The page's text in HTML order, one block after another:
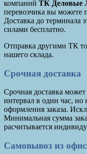
компаний ТК Деловые
перевозчика вы
Доставка до терминала
силами бесплатно.
Отправка другими ТК
нашего склада.
Срочная доставка
Срочная доставка
интервал в один час, но
оформления заказа.
Минимальная сумма
расчитывается
Самовывоз из